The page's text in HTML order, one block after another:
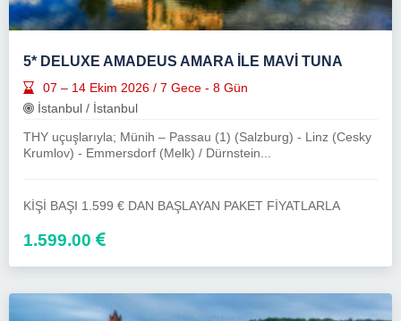
5* DELUXE AMADEUS AMARA İLE MAVİ TUNA
07 – 14 Ekim 2026 / 7 Gece - 8 Gün
İstanbul / İstanbul
THY uçuşlarıyla; Münih – Passau (1) (Salzburg) - Linz (Cesky
Krumlov) - Emmersdorf (Melk) / Dürnstein...
KİŞİ BAŞI 1.599 € DAN BAŞLAYAN PAKET FİYATLARLA
1.599.00